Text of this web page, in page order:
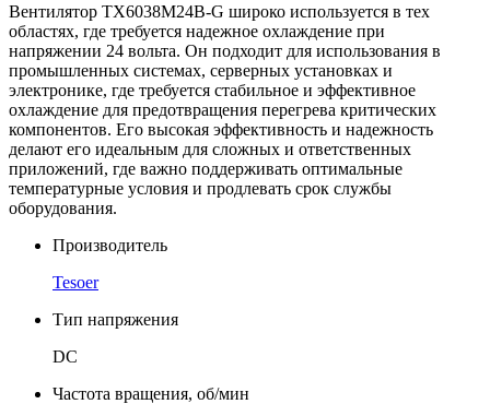
Вентилятор TX6038M24B-G широко используется в тех
областях, где требуется надежное охлаждение при
напряжении 24 вольта. Он подходит для использования в
промышленных системах, серверных установках и
электронике, где требуется стабильное и эффективное
охлаждение для предотвращения перегрева критических
компонентов. Его высокая эффективность и надежность
делают его идеальным для сложных и ответственных
приложений, где важно поддерживать оптимальные
температурные условия и продлевать срок службы
оборудования.
Производитель
Tesoer
Тип напряжения
DC
Частота вращения, об/мин